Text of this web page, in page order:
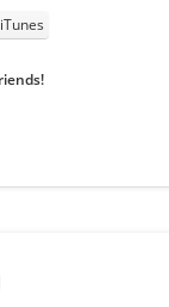
iTunes